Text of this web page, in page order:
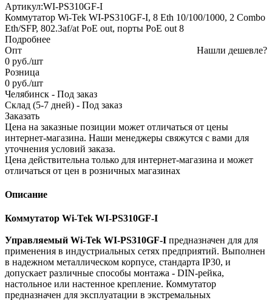
Артикул:WI-PS310GF-I
Коммутатор Wi-Tek WI-PS310GF-I, 8 Eth 10/100/1000, 2 Combo
Eth/SFP, 802.3af/at PoE out, порты PoE out 8
Подробнее
Нашли дешевле?
Опт
0 руб./шт
Розница
0 руб./шт
Челябинск - Под заказ
Склад (5-7 дней) - Под заказ
Заказать
Цена на заказные позиции может отличаться от цены
интернет-магазина. Наши менеджеры свяжутся с вами для
уточнения условий заказа.
Цена действительна только для интернет-магазина и может
отличаться от цен в розничных магазинах
Описание
Коммутатор Wi-Tek WI-PS310GF-I
Управляемый Wi-Tek WI-PS310GF-I предназначен для для
применения в индустриальных сетях предприятий. Выполнен
в надежном металлическом корпусе, стандарта IP30, и
допускает различные способы монтажа - DIN-рейка,
настольное или настенное крепление. Коммутатор
предназначен для эксплуатации в экстремальных